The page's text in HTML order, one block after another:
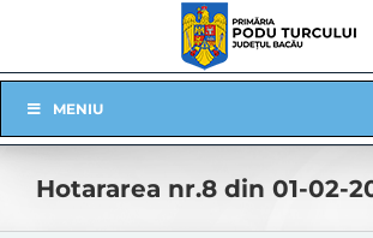
Navigation
MENIU
Hotararea nr.8 din 01-02-